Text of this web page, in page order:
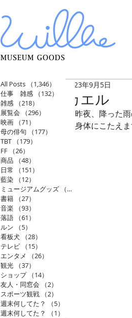
カエル
2023年9月5日
昨夜、降った
身体にこたえ
All Posts （1,346）
1,346件の記事
仕事 雑感
（132）
雑感
（218）
展覧会
（296）
296件の記事
映画
（71）
母の俳句
（177）
177件の記事
TBT
（179）
FF
（26）
商品
（48）
日常
（151）
藍染
（12）
ミュージアムグッズ
（114）
書籍
（27）
音楽
（93）
落語
（61）
ルン
（5）
看板犬
（28）
テレビ
（15）
エンタメ
（26）
観光
（37）
ショップ
（14）
友人・同窓会
（2）
スポーツ観戦
（2）
週末何してた？
（5）
週末何してた？
（1）